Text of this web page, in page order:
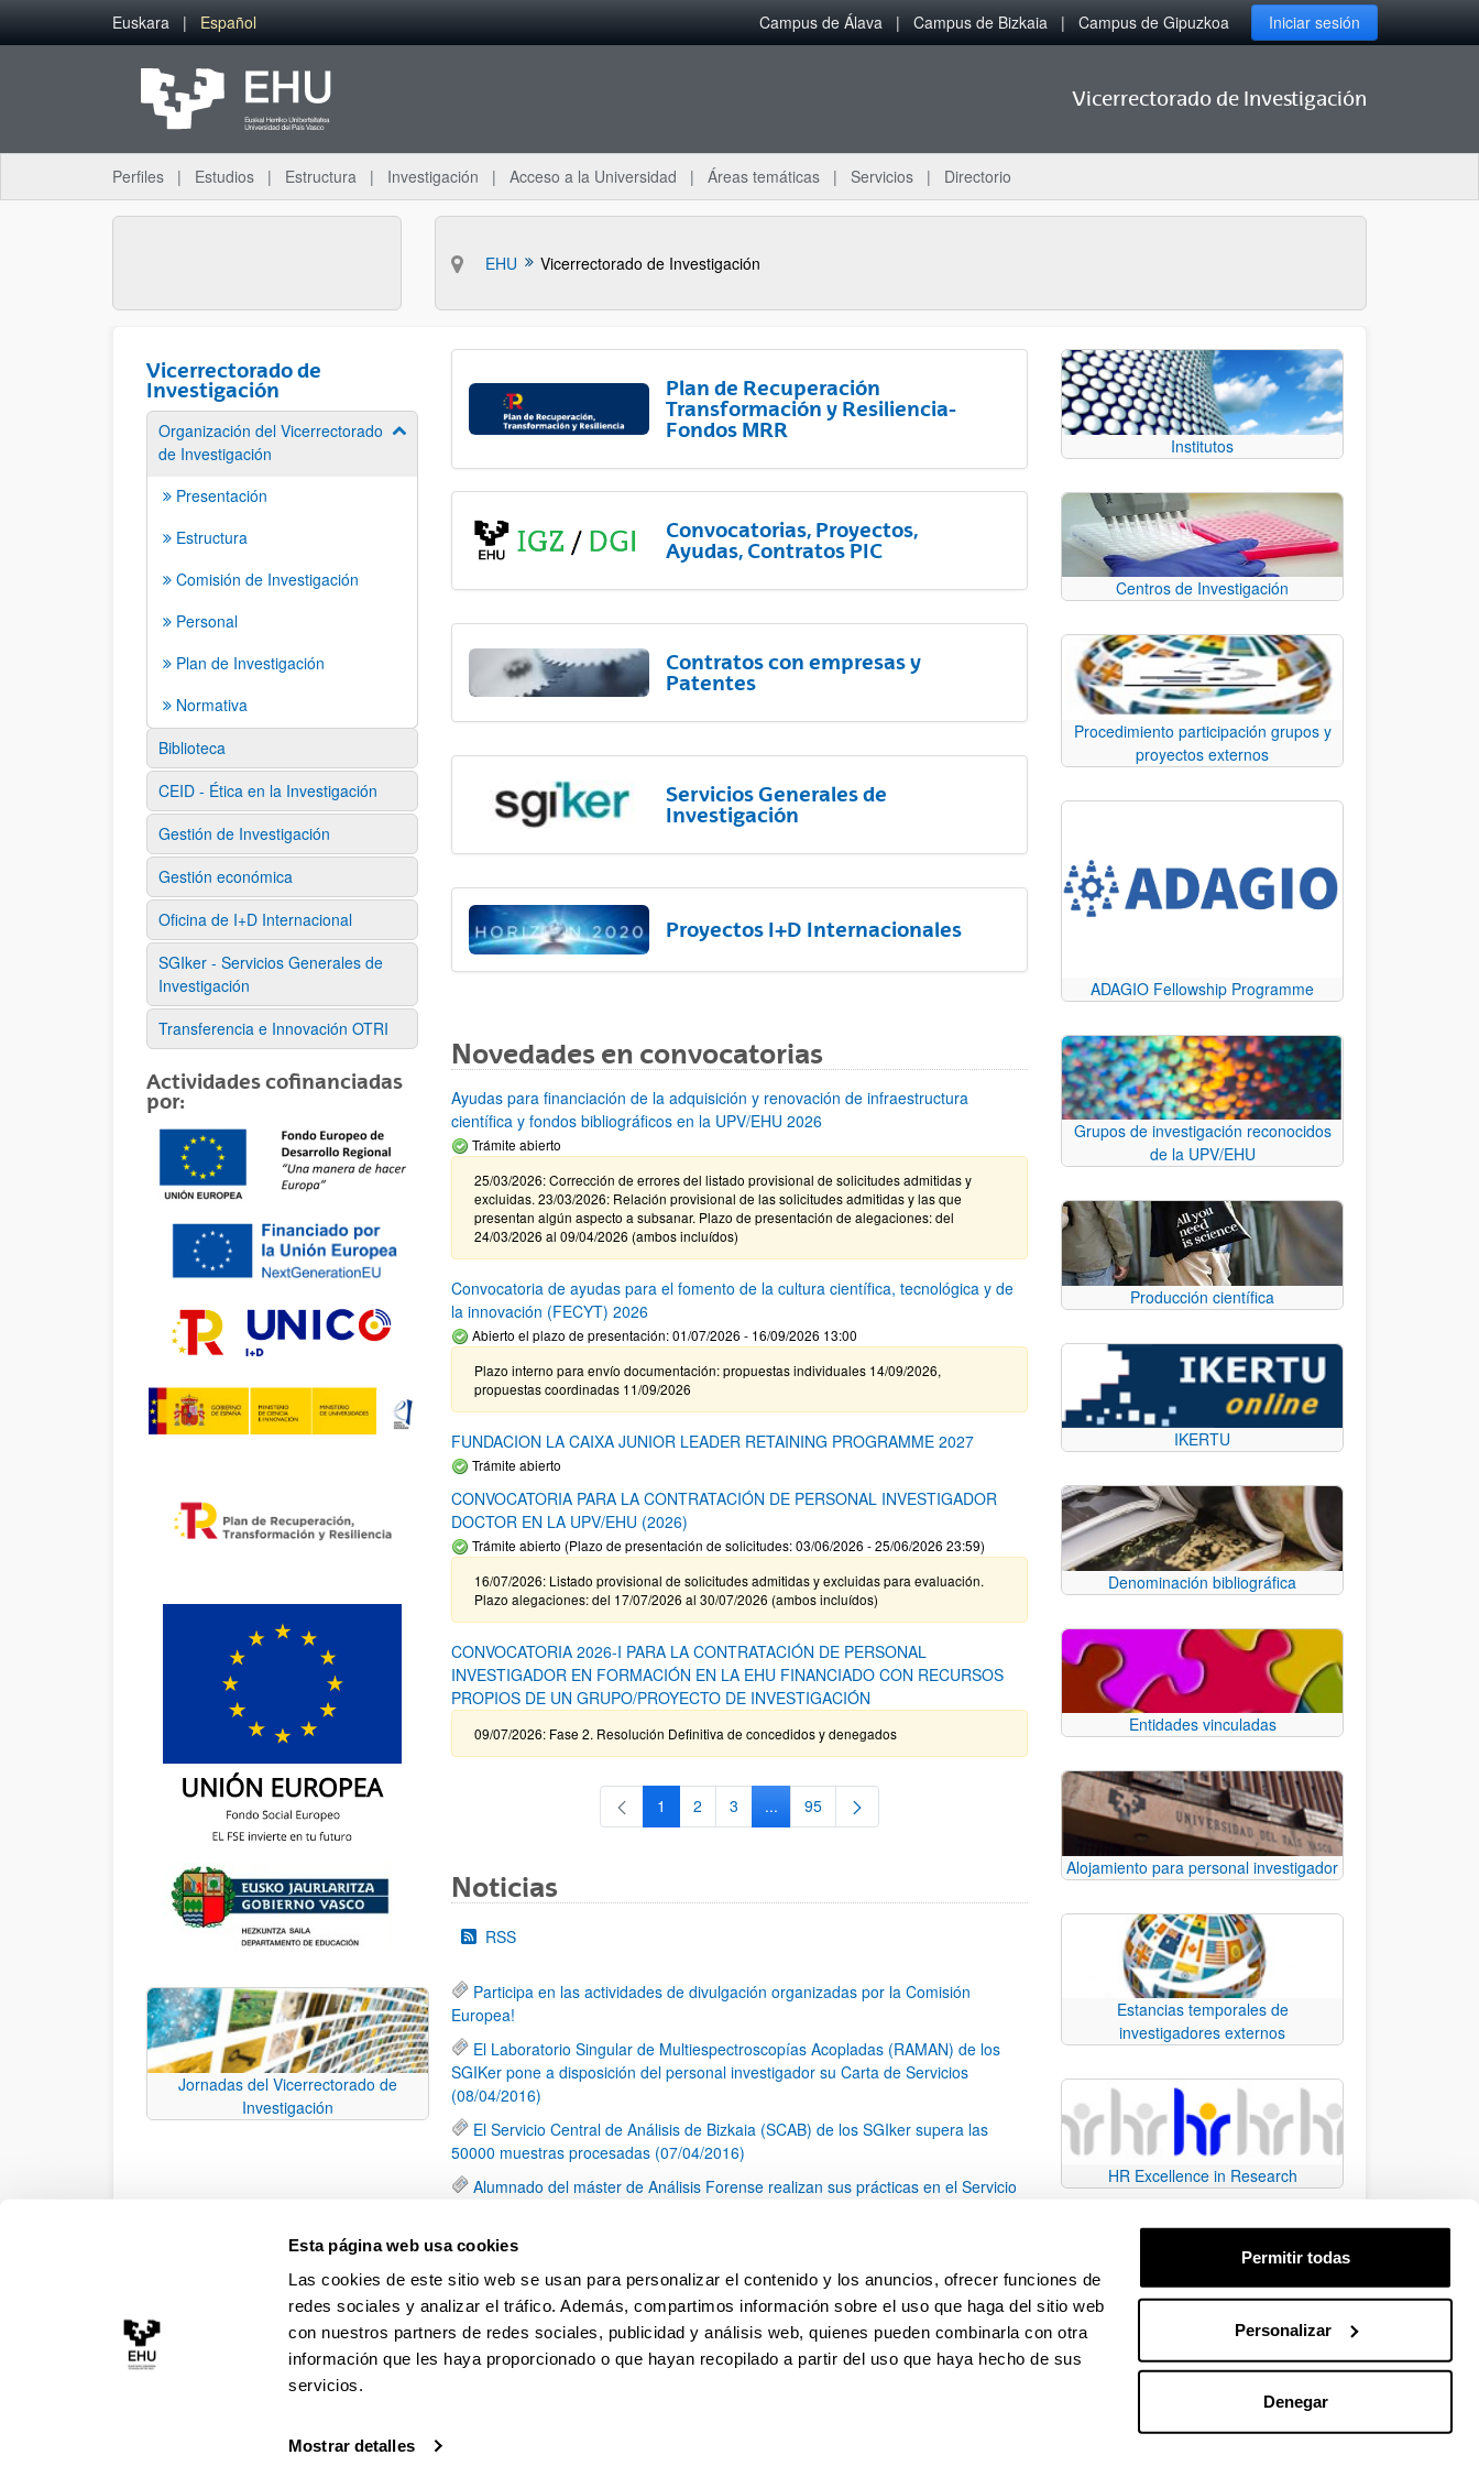
Esta página web usa cookies
Las cookies de este sitio web se usan para personalizar el contenido y los anuncios, ofrecer funciones de
redes sociales y analizar el tráfico. Además, compartimos información sobre el uso que haga del sitio web
con nuestros partners de redes sociales, publicidad y análisis web, quienes pueden combinarla con otra
información que les haya proporcionado o que hayan recopilado a partir del uso que haya hecho de sus
servicios.
Mostrar detalles
Permitir todas
Personalizar
Denegar
Saltar al contenido principal
Euskara Español Campus de Álava Campus de Bizkaia Campus de Gipuzkoa Iniciar sesión
Vicerrectorado de Investigación
Perfiles Estudios Estructura Investigación Acceso a la Universidad Áreas temáticas Servicios Directorio
EHU Vicerrectorado de Investigación
Vicerrectorado de
Investigación
Organización del Vicerrectorado
de Investigación
Mostrar/ocultar subpáginas
Presentación
Estructura
Comisión de Investigación
Personal
Plan de Investigación
Normativa
Biblioteca
CEID - Ética en la Investigación
Gestión de Investigación
Gestión económica
Oficina de I+D Internacional
SGIker - Servicios Generales de
Investigación
Transferencia e Innovación OTRI
Actividades cofinanciadas
por:
Jornadas del Vicerrectorado de
Investigación
Plan de Recuperación
Transformación y Resiliencia-
Fondos MRR
Convocatorias, Proyectos,
Ayudas, Contratos PIC
Contratos con empresas y
Patentes
Servicios Generales de
Investigación
Proyectos I+D Internacionales
Novedades en convocatorias
Ayudas para financiación de la adquisición y renovación de infraestructura
científica y fondos bibliográficos en la UPV/EHU 2026
Trámite abierto
25/03/2026: Corrección de errores del listado provisional de solicitudes admitidas y
excluidas. 23/03/2026: Relación provisional de las solicitudes admitidas y las que
presentan algún aspecto a subsanar. Plazo de presentación de alegaciones: del
24/03/2026 al 09/04/2026 (ambos incluídos)
Convocatoria de ayudas para el fomento de la cultura científica, tecnológica y de
la innovación (FECYT) 2026
Abierto el plazo de presentación: 01/07/2026 - 16/09/2026 13:00
Plazo interno para envío documentación: propuestas individuales 14/09/2026,
propuestas coordinadas 11/09/2026
FUNDACION LA CAIXA JUNIOR LEADER RETAINING PROGRAMME 2027
Trámite abierto
CONVOCATORIA PARA LA CONTRATACIÓN DE PERSONAL INVESTIGADOR
DOCTOR EN LA UPV/EHU (2026)
Trámite abierto (Plazo de presentación de solicitudes: 03/06/2026 - 25/06/2026 23:59)
16/07/2026: Listado provisional de solicitudes admitidas y excluidas para evaluación.
Plazo alegaciones: del 17/07/2026 al 30/07/2026 (ambos incluídos)
CONVOCATORIA 2026-I PARA LA CONTRATACIÓN DE PERSONAL
INVESTIGADOR EN FORMACIÓN EN LA EHU FINANCIADO CON RECURSOS
PROPIOS DE UN GRUPO/PROYECTO DE INVESTIGACIÓN
09/07/2026: Fase 2. Resolución Definitiva de concedidos y denegados
Página
1 Página
2 Página
3 ...Páginas intermedias Use TAB para desplazarse.
Página
95
Noticias
RSS
Participa en las actividades de divulgación organizadas por la Comisión
Europea!
El Laboratorio Singular de Multiespectroscopías Acopladas (RAMAN) de los
SGIKer pone a disposición del personal investigador su Carta de Servicios
(08/04/2016)
El Servicio Central de Análisis de Bizkaia (SCAB) de los SGIker supera las
50000 muestras procesadas (07/04/2016)
Alumnado del máster de Análisis Forense realizan sus prácticas en el Servicio
Public Consultation (desde 04.03.2016 a 31.05.2016) on the development of
(EURICS)
Página
1 ...Páginas intermedias Use TAB para desplazarse.
Página
27 Página
28 Página
29 ...Páginas intermedias Use TAB para desplazarse.
Página
79
Institutos
Centros de Investigación
Procedimiento participación grupos y
proyectos externos
ADAGIO Fellowship Programme
Grupos de investigación reconocidos
de la UPV/EHU
Producción científica
IKERTU
Denominación bibliográfica
Entidades vinculadas
Alojamiento para personal investigador
Estancias temporales de
investigadores externos
HR Excellence in Research